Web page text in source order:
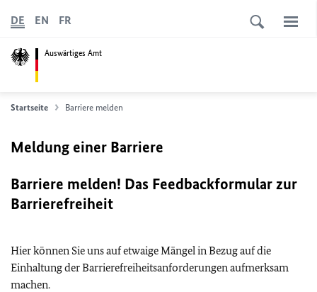
Auswärtiges Amt
DE EN FR
Startseite Barriere melden
Meldung einer Barriere
Barriere melden! Das Feedbackformular zur
Barrierefreiheit
Hier können Sie uns auf etwaige Mängel in Bezug auf die
Einhaltung der Barrierefreiheitsanforderungen aufmerksam
machen.